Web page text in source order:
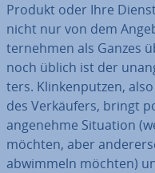
Produkt oder Ihre
nicht nur von dem
ter­neh­men als Ganzes
noch üblich ist der
ters. Klin­ken­put­zen,
des Ver­käu­fers, bringt
an­ge­neh­me Situation
möchten, aber
abwimmeln möchten)